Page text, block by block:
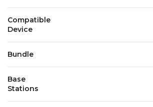
Compatible
Device
Bundle
Base
Stations